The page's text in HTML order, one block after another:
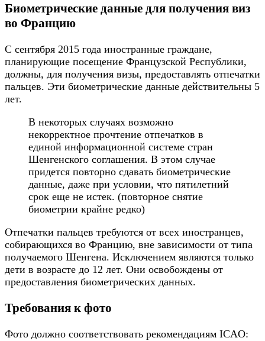
Биометрические данные для получения виз
во Францию
С сентября 2015 года иностранные граждане,
планирующие посещение Французской Республики,
должны, для получения визы, предоставлять отпечатки
пальцев. Эти биометрические данные действительны 5
лет.
В некоторых случаях возможно
некорректное прочтение отпечатков в
единой информационной системе стран
Шенгенского соглашения. В этом случае
придется повторно сдавать биометрические
данные, даже при условии, что пятилетний
срок еще не истек. (повторное снятие
биометрии крайне редко)
Отпечатки пальцев требуются от всех иностранцев,
собирающихся во Францию, вне зависимости от типа
получаемого Шенгена. Исключением являются только
дети в возрасте до 12 лет. Они освобождены от
предоставления биометрических данных.
Требования к фото
Фото должно соответствовать рекомендациям ICAO: